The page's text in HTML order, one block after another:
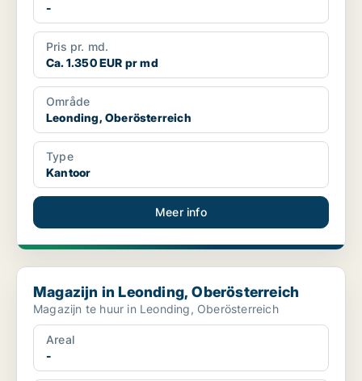
-
Pris pr. md.
Ca. 1.350 EUR pr md
Område
Leonding, Oberösterreich
Type
Kantoor
Meer info
Magazijn in Leonding, Oberösterreich
Magazijn in Leonding, Oberösterreich
Magazijn te huur in Leonding, Oberösterreich
Areal
-